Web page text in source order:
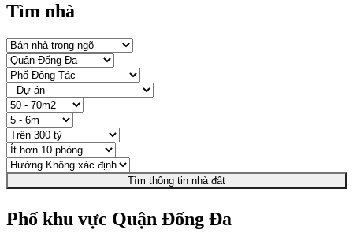
Tìm nhà
Tìm thông tin nhà đất
Phố khu vực Quận Đống Đa